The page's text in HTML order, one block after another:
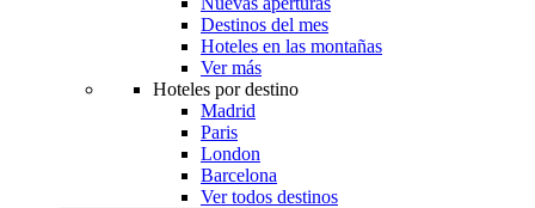
Destinos del mes
Hoteles en las montañas
Ver más
Hoteles por destino
Madrid
Paris
London
Barcelona
Ver todos destinos